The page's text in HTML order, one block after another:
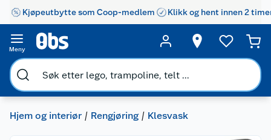
Kjøpeutbytte som Coop-medlem Klikk og hent innen 2
Meny
Hjem og interiør Rengjøring Klesvask